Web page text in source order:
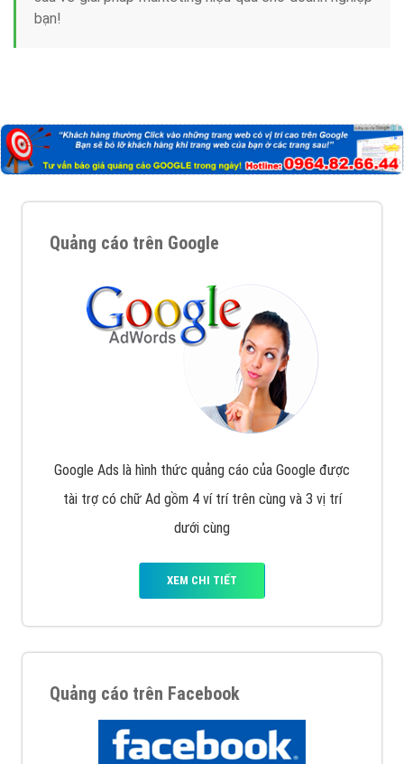
bạn!
Quảng cáo trên Google
Google Ads là hình thức quảng cáo của Google được
tài trợ có chữ Ad gồm 4 ví trí trên cùng và 3 vị trí
dưới cùng
XEM CHI TIẾT
Quảng cáo trên Facebook